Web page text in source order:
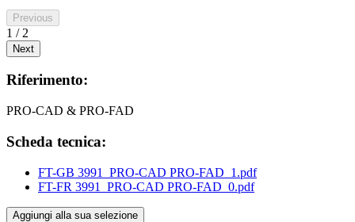
Previous
1 / 2
Next
Riferimento:
PRO-CAD & PRO-FAD
Scheda tecnica:
FT-GB 3991_PRO-CAD PRO-FAD_1.pdf
FT-FR 3991_PRO-CAD PRO-FAD_0.pdf
Aggiungi alla sua selezione